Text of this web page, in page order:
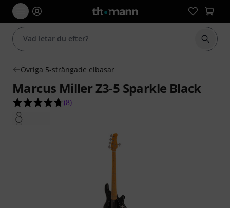
Börja
Övriga 5-strängade elbasar
Marcus Miller Z3-5 Sparkle Black
4.8 av 5 stjärnor från 8 kundbetyg
(8)